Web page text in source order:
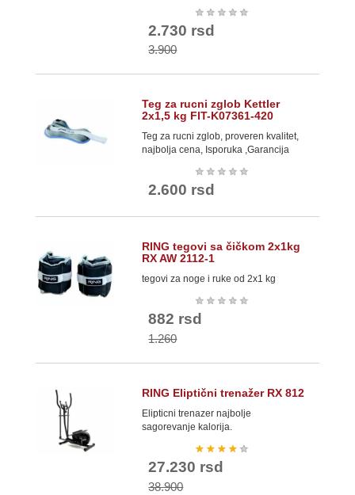
★ ★ ★ ★ ★
2.730 rsd
3.900
Teg za rucni zglob Kettler
2x1,5 kg FIT-K07361-420
Teg za rucni zglob, proveren kvalitet,
najbolja cena, Isporuka ,Garancija
★ ★ ★ ★ ★
2.600 rsd
RING tegovi sa čičkom 2x1kg
RX AW 2112-1
tegovi za noge i ruke od 2x1 kg
★ ★ ★ ★ ★
882 rsd
1.260
RING Eliptični trenažer RX 812
Elipticni trenazer najbolje
sagorevanje kalorija.
★ ★ ★ ★ ★
27.230 rsd
38.900